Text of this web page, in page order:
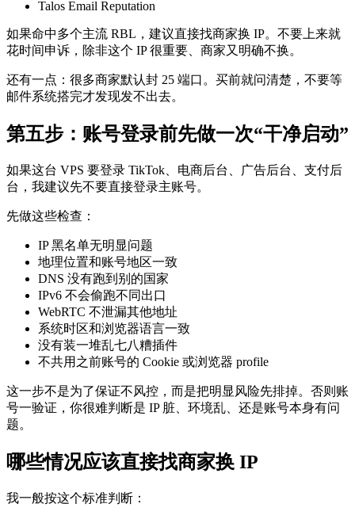
Talos Email Reputation
如果命中多个主流 RBL，建议直接找商家换 IP。不要上来就
花时间申诉，除非这个 IP 很重要、商家又明确不换。
还有一点：很多商家默认封 25 端口。买前就问清楚，不要等
邮件系统搭完才发现发不出去。
第五步：账号登录前先做一次“干净启动”
如果这台 VPS 要登录 TikTok、电商后台、广告后台、支付后
台，我建议先不要直接登录主账号。
先做这些检查：
IP 黑名单无明显问题
地理位置和账号地区一致
DNS 没有跑到别的国家
IPv6 不会偷跑不同出口
WebRTC 不泄漏其他地址
系统时区和浏览器语言一致
没有装一堆乱七八糟插件
不共用之前账号的 Cookie 或浏览器 profile
这一步不是为了保证不风控，而是把明显风险先排掉。否则账
号一验证，你很难判断是 IP 脏、环境乱、还是账号本身有问
题。
哪些情况应该直接找商家换 IP
我一般按这个标准判断：